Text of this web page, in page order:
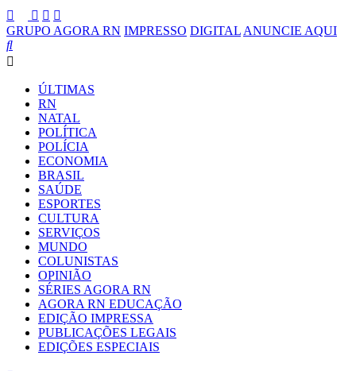
GRUPO AGORA RN IMPRESSO DIGITAL ANUNCIE AQUI
ÚLTIMAS
RN
NATAL
POLÍTICA
POLÍCIA
ECONOMIA
BRASIL
SAÚDE
ESPORTES
CULTURA
SERVIÇOS
MUNDO
COLUNISTAS
OPINIÃO
SÉRIES AGORA RN
AGORA RN EDUCAÇÃO
EDIÇÃO IMPRESSA
PUBLICAÇÕES LEGAIS
EDIÇÕES ESPECIAIS